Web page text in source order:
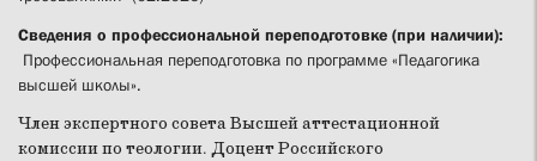
Сведения о профессиональной переподготовке (при наличии):
Профессиональная переподготовка по программе «Педагогика
высшей школы».
Член экспертного совета Высшей аттестационной
комиссии по теологии. Доцент Российского